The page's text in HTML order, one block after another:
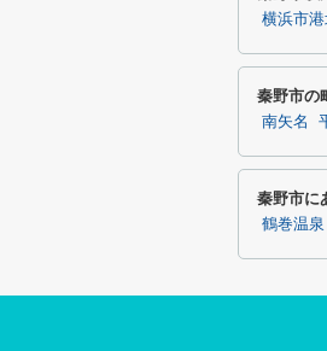
横浜市港
秦野市の
南矢名
秦野市に
鶴巻温泉